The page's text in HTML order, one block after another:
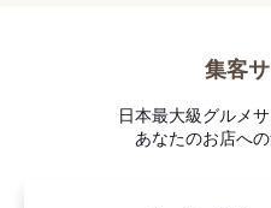
集客
日本最大級グルメ
あなたのお店へ